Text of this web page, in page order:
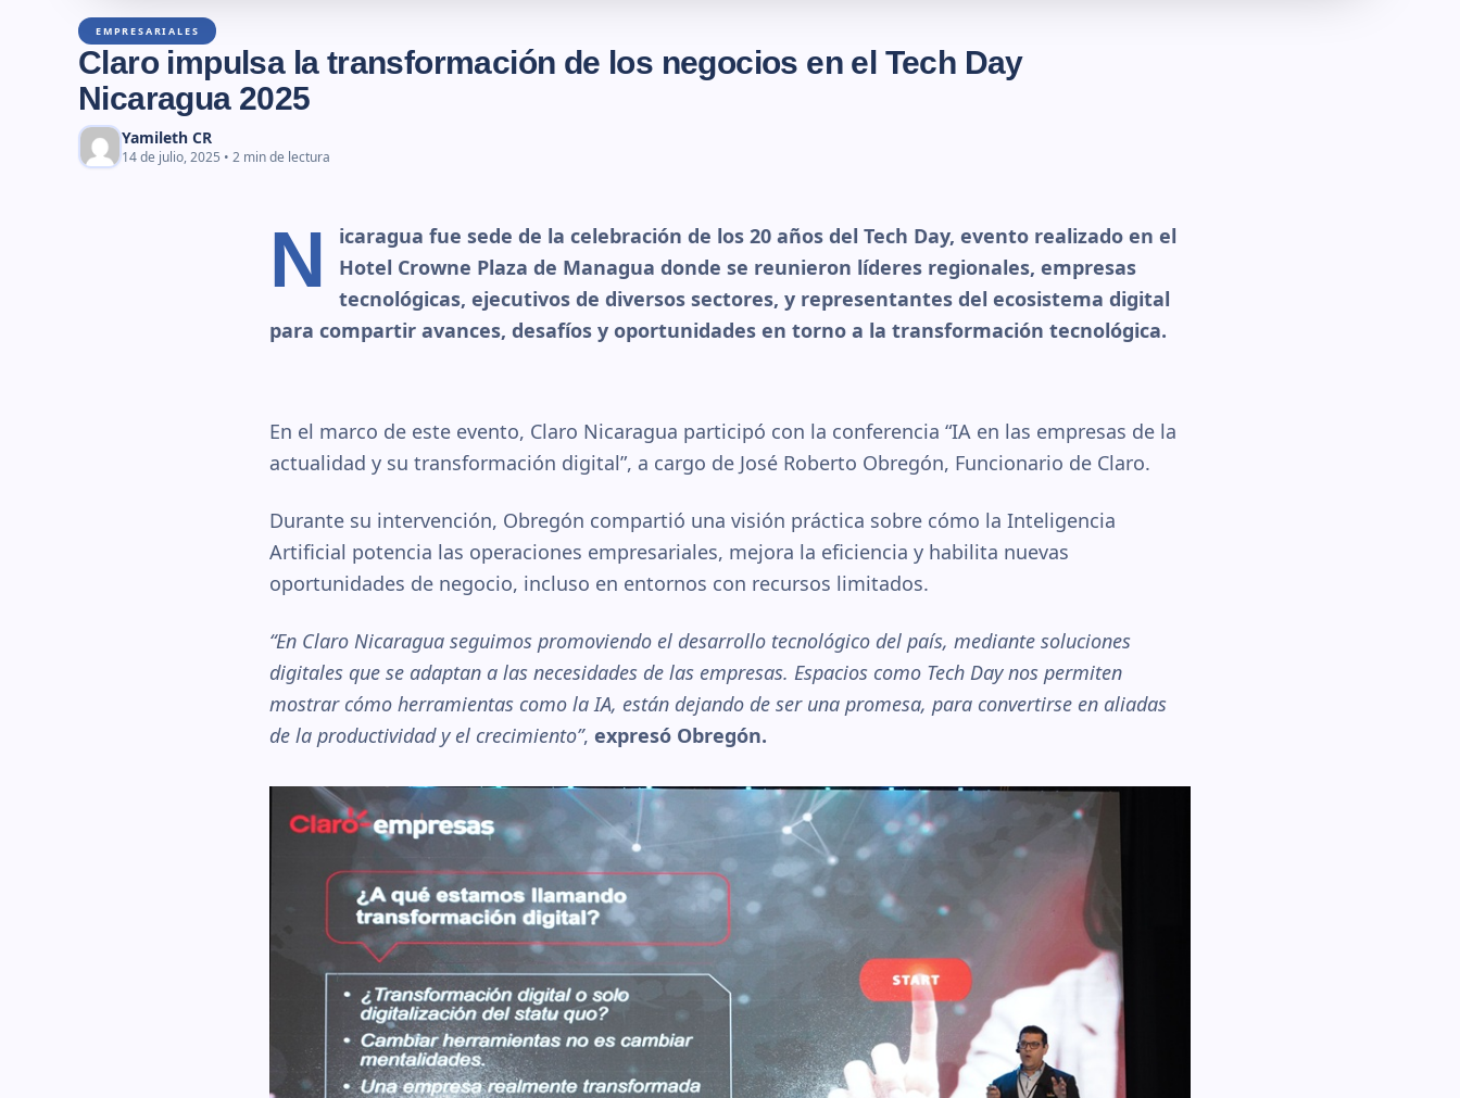
EMPRESARIALES
Claro impulsa la transformación de los negocios en el Tech Day
Nicaragua 2025
Yamileth CR
14 de julio, 2025 • 2 min de lectura
N
icaragua fue sede de la celebración de los 20 años del Tech Day, evento realizado en el
Hotel Crowne Plaza de Managua donde se reunieron líderes regionales, empresas
tecnológicas, ejecutivos de diversos sectores, y representantes del ecosistema digital
para compartir avances, desafíos y oportunidades en torno a la transformación tecnológica.
En el marco de este evento, Claro Nicaragua participó con la conferencia “IA en las empresas de la
actualidad y su transformación digital”, a cargo de José Roberto Obregón, Funcionario de Claro.
Durante su intervención, Obregón compartió una visión práctica sobre cómo la Inteligencia
Artificial potencia las operaciones empresariales, mejora la eficiencia y habilita nuevas
oportunidades de negocio, incluso en entornos con recursos limitados.
“En Claro Nicaragua seguimos promoviendo el desarrollo tecnológico del país, mediante soluciones
digitales que se adaptan a las necesidades de las empresas. Espacios como Tech Day nos permiten
mostrar cómo herramientas como la IA, están dejando de ser una promesa, para convertirse en aliadas
de la productividad y el crecimiento”, expresó Obregón.